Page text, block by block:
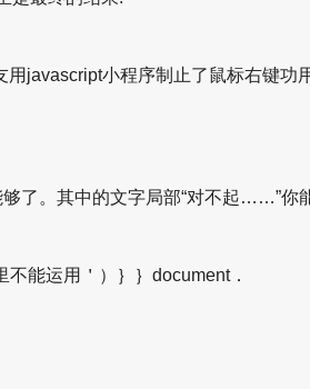
javascript小程序制止了鼠标右键功
了。其中的文字局部“对不起……”你
能运用＇）｝｝document．